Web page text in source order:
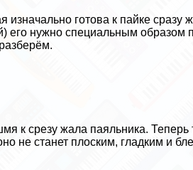
изначально готова к пайке
его нужно специальным образом
к срезу жала паяльника. Теперь
не станет плоским, гладким и